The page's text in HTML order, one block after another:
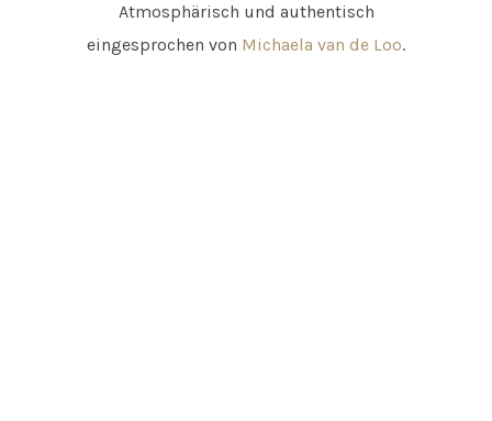
Atmosphärisch und authentisch
eingesprochen von Michaela van de Loo.